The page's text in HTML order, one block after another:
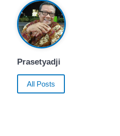
Prasetyadji
All Posts